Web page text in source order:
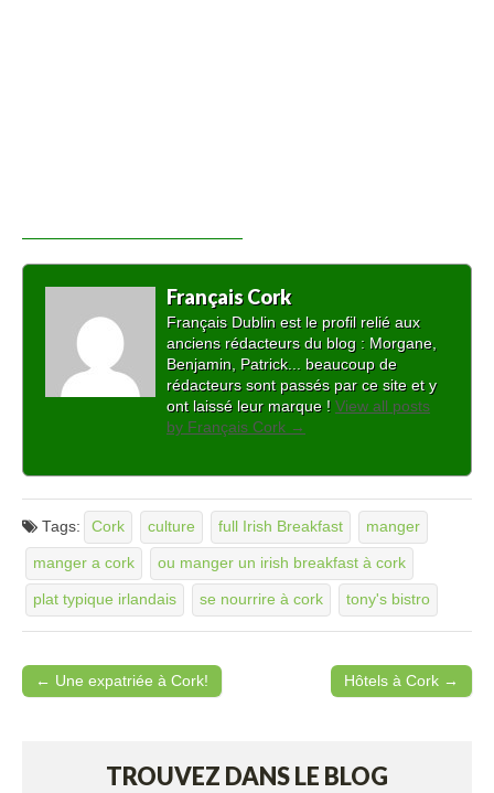
Français Cork
Français Dublin est le profil relié aux
anciens rédacteurs du blog : Morgane,
Benjamin, Patrick... beaucoup de
rédacteurs sont passés par ce site et y
ont laissé leur marque ! View all posts
by Français Cork →
Tags: Cork culture full Irish Breakfast manger
manger a cork ou manger un irish breakfast à cork
plat typique irlandais se nourrire à cork tony's bistro
Post navigation
← Une expatriée à Cork! Hôtels à Cork →
TROUVEZ DANS LE BLOG